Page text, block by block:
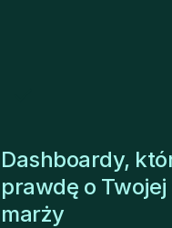
Dashboardy,
prawdę o
marży